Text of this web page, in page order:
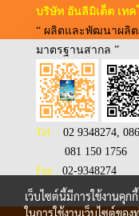
บริษัท อันลิมิเต็ต เท
“ ผลิตและพัฒนาผลิ
มาตรฐานสากล ”
Tel : 02 9348274,
081 150 1756
Fax : 02-9348274
เว็บไซต์นี้มีการใช้งานคุ
ในการใช้งานเว็บไซต์ขอ